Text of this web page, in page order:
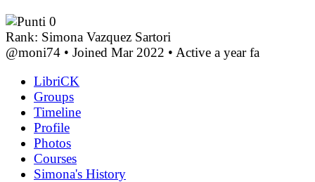
0
Rank: Simona Vazquez Sartori
@moni74 • Joined Mar 2022 • Active a year fa
LibriCK
Groups
Timeline
Profile
Photos
Courses
Simona's History